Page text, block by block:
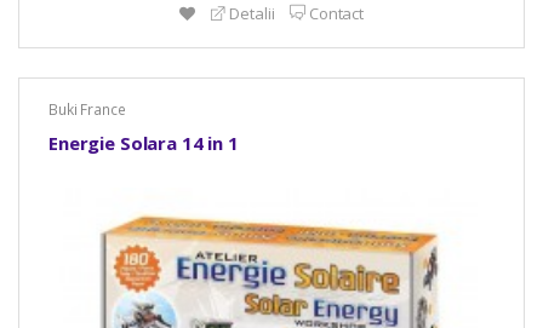
Detalii Contact
Buki France
Energie Solara 14 in 1